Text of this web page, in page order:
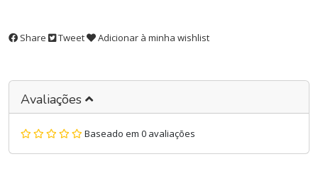
Share Tweet Adicionar à minha wishlist
Avaliações
Baseado em 0 avaliações